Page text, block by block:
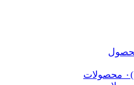
۰ محصولات